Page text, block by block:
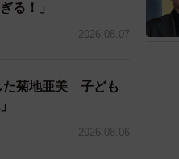
メントが寄せられ
んも、すごいゆっく
る！」
2026.08.07
た菊地亜美 子ども
2026.08.06